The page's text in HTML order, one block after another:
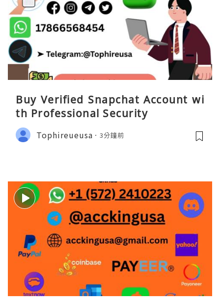
Buy Verified Snapchat Account wi
th Professional Security
Tophireueusa 3分鐘前